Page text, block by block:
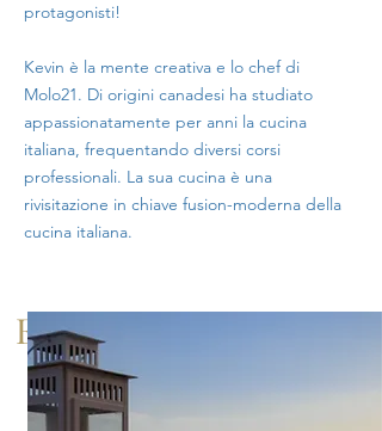
protagonisti!
Kevin è la mente creativa e lo chef di
Molo21. Di origini canadesi ha studiato
appassionatamente per anni la cucina
italiana, frequentando diversi corsi
professionali. La sua cucina è una
rivisitazione in chiave fusion-moderna della
cucina italiana.
EVENTI